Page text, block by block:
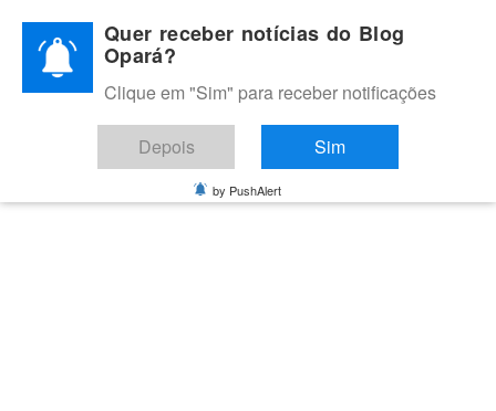
content
BLOG OPARÁ
Melhores notícias de Juazeiro, Petrolina e do Vale do São
Francisco
Quer receber notícias do Blog
Opará?
Clique em "Sim" para receber notificações
Depois Sim
by PushAlert